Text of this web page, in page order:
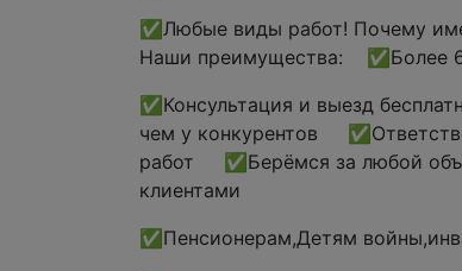
✅Любые виды работ! Почему
Наши преимущества: ✅Более
✅Консультация и выезд
чем у конкурентов
работ ✅Берёмся за любой
клиентами
✅Пенсионерам,Детям